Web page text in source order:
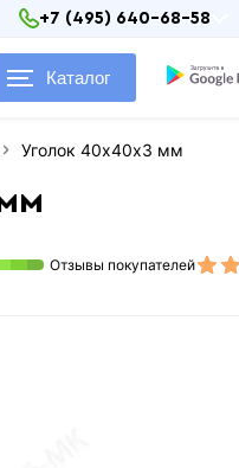
+7 (495) 640-68-58
Каталог
Уголок 40х40х3 мм
Отзывы покупателей